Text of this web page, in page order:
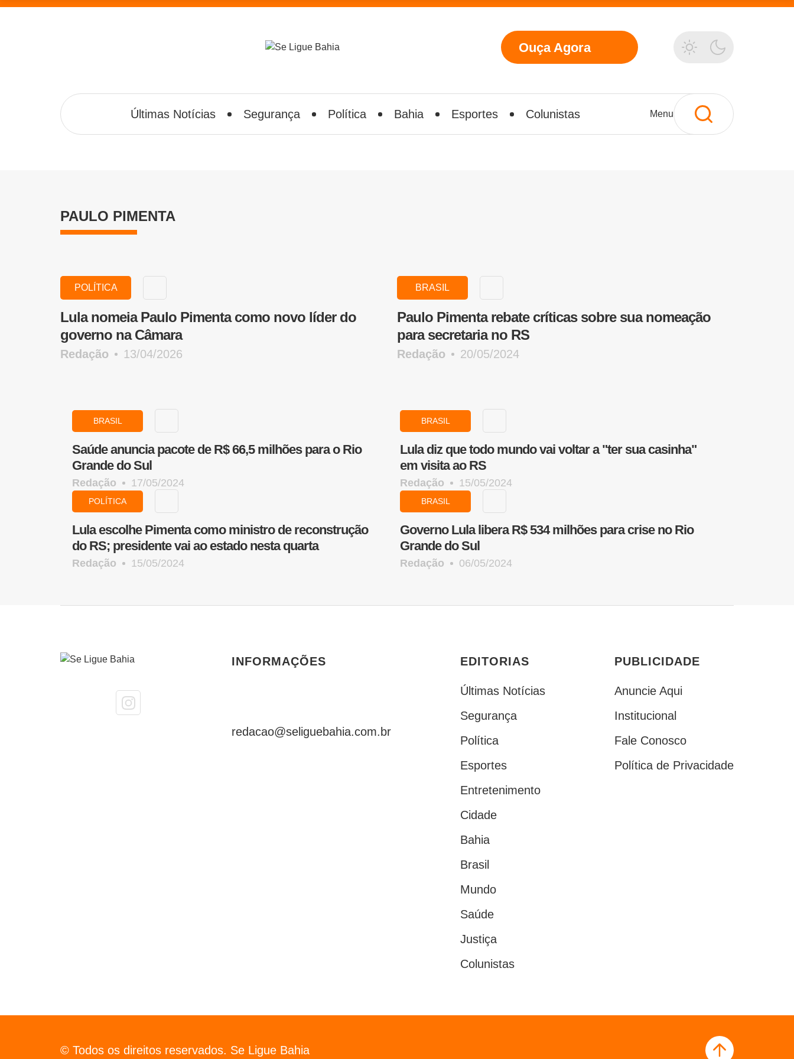
Ouça Agora
Últimas Notícias Segurança Política Bahia Esportes Colunistas Menu
PAULO PIMENTA
POLÍTICA
Lula nomeia Paulo Pimenta como novo líder do
governo na Câmara
Redação 13/04/2026
BRASIL
Paulo Pimenta rebate críticas sobre sua nomeação
para secretaria no RS
Redação 20/05/2024
BRASIL
Saúde anuncia pacote de R$ 66,5 milhões para o Rio
Grande do Sul
Redação 17/05/2024
BRASIL
Lula diz que todo mundo vai voltar a "ter sua casinha"
em visita ao RS
Redação 15/05/2024
POLÍTICA
Lula escolhe Pimenta como ministro de reconstrução
do RS; presidente vai ao estado nesta quarta
Redação 15/05/2024
BRASIL
Governo Lula libera R$ 534 milhões para crise no Rio
Grande do Sul
Redação 06/05/2024
INFORMAÇÕES
redacao@seliguebahia.com.br
EDITORIAS
Últimas Notícias
Segurança
Política
Esportes
Entretenimento
Cidade
Bahia
Brasil
Mundo
Saúde
Justiça
Colunistas
PUBLICIDADE
Anuncie Aqui
Institucional
Fale Conosco
Política de Privacidade
© Todos os direitos reservados. Se Ligue Bahia